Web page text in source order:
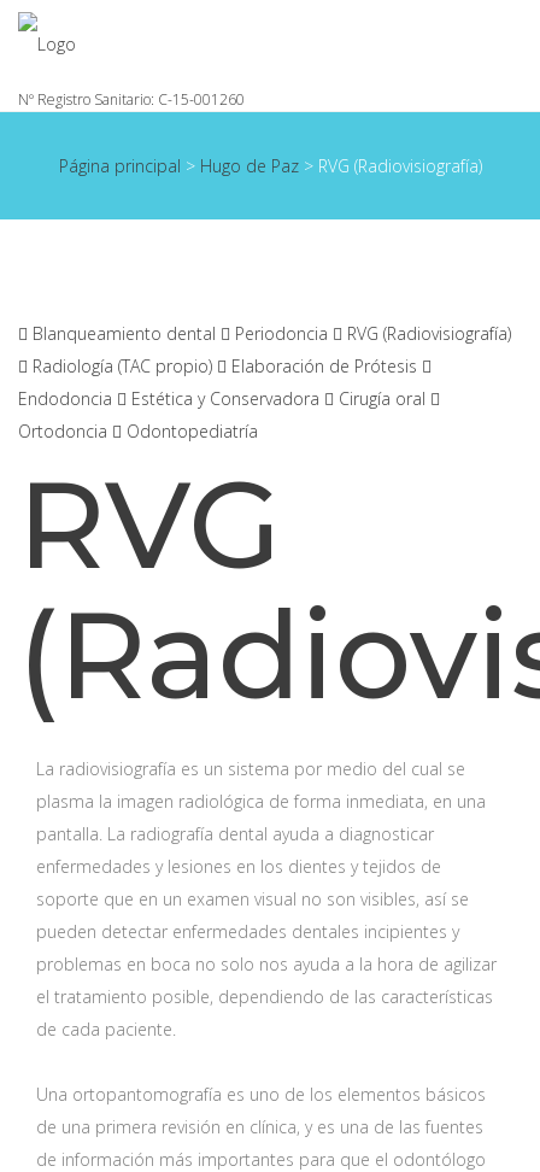
Página principal > Hugo de Paz > RVG (Radiovisiografía)
Blanqueamiento dental Periodoncia
RVG (Radiovisiografía)
Radiología (TAC propio)
Elaboración de Prótesis
Endodoncia
Estética y Conservadora
Cirugía oral
Ortodoncia
Odontopediatría
RVG
La radiovisiografía es un sistema por medio del cual se
plasma la imagen radiológica de forma inmediata, en una
pantalla. La radiografía dental ayuda a diagnosticar
enfermedades y lesiones en los dientes y tejidos de
soporte que en un examen visual no son visibles, así se
pueden detectar enfermedades dentales incipientes y
problemas en boca no solo nos ayuda a la hora de agilizar
el tratamiento posible, dependiendo de las características
de cada paciente.
Una ortopantomografía es uno de los elementos básicos
de una primera revisión en clínica, y es una de las fuentes
de información más importantes para que el odontólogo